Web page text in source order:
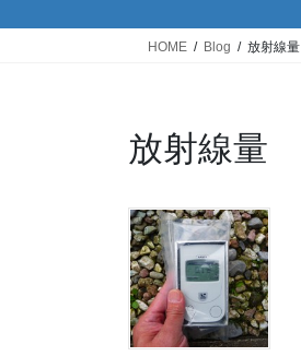
HOME Blog 放射線量
放射線量